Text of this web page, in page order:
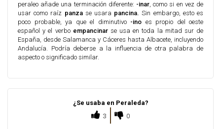
peraleo añade una terminación diferente: -inar, como si en vez de
usar como raíz panza se usara pancina.Sin embargo, esto es
poco probable, ya que el diminutivo -ino es propio del oeste
español y el verbo empancinar se usa en toda la mitad sur de
España, desde Salamanca y Cáceres hasta Albacete, incluyendo
Andalucía. Podría deberse a la influencia de otra palabra de
aspecto o significado similar.
¿Se usaba en Peraleda?
3
0